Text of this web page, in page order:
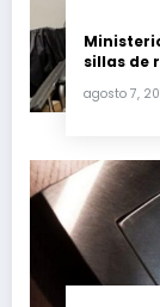
sillas de
agosto 7,